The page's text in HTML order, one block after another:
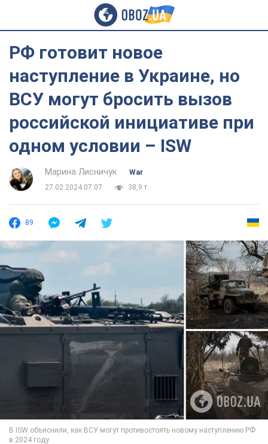
РФ готовит новое
наступление в Украине, но
ВСУ могут бросить вызов
российской инициативе при
одном условии – ISW
Марина Лисничук
War
27.02.2024 07:07
38,9 т.
89